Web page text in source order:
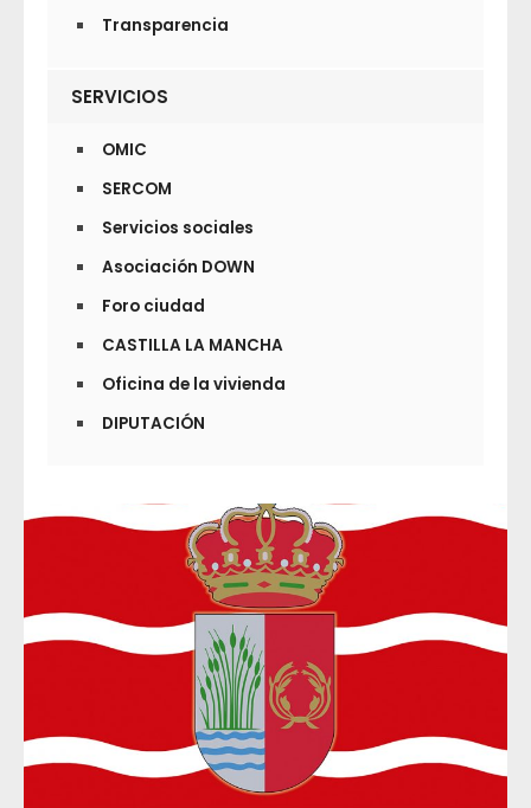
Transparencia
SERVICIOS
OMIC
SERCOM
Servicios sociales
Asociación DOWN
Foro ciudad
CASTILLA LA MANCHA
Oficina de la vivienda
DIPUTACIÓN